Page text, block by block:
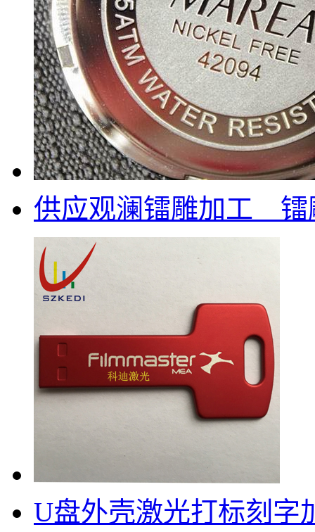
供应观澜镭雕加工 镭
U盘外壳激光打标刻字